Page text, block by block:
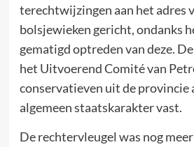
terechtwijzingen aan het adres
bolsjewieken gericht, ondanks
gematigd optreden van deze.
het Uitvoerend Comité van
conservatieven uit de provincie
algemeen staatskarakter vast.
De rechtervleugel was nog